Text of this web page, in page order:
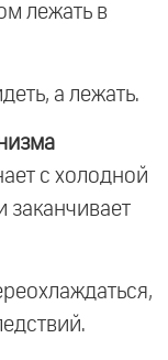
лежать в
а лежать.
с холодной
заканчивает